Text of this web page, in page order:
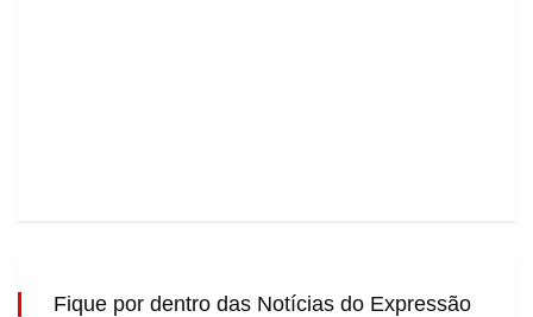
Fique por dentro das Notícias do Expressão